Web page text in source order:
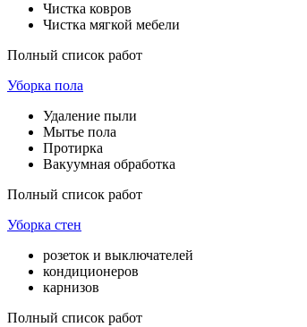
Чистка ковров
Чистка мягкой мебели
Полный список работ
Уборка пола
Удаление пыли
Мытье пола
Протирка
Вакуумная обработка
Полный список работ
Уборка стен
розеток и выключателей
кондиционеров
карнизов
Полный список работ